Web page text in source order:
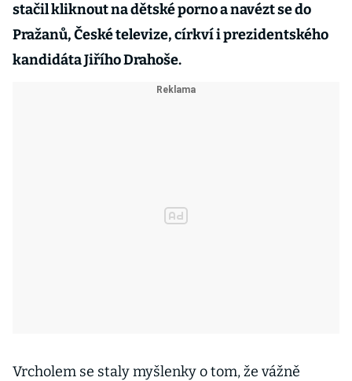
stačil kliknout na dětské porno a navézt se do
Pražanů, České televize, církví i prezidentského
kandidáta Jiřího Drahoše.
Vrcholem se staly myšlenky o tom, že vážně